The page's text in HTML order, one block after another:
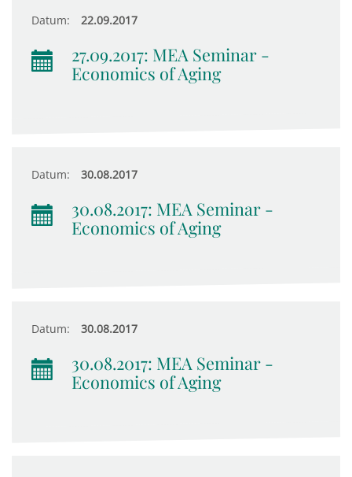
Datum: 22.09.2017
27.09.2017: MEA Seminar -
Economics of Aging
Datum: 30.08.2017
30.08.2017: MEA Seminar -
Economics of Aging
Datum: 30.08.2017
30.08.2017: MEA Seminar -
Economics of Aging